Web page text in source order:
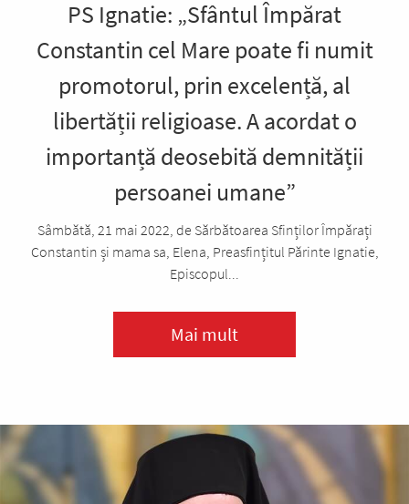
PS Ignatie: „Sfântul Împărat
Constantin cel Mare poate fi numit
promotorul, prin excelență, al
libertății religioase. A acordat o
importanță deosebită demnității
persoanei umane”
Sâmbătă, 21 mai 2022, de Sărbătoarea Sfinților Împărați
Constantin și mama sa, Elena, Preasfințitul Părinte Ignatie,
Episcopul...
Mai mult